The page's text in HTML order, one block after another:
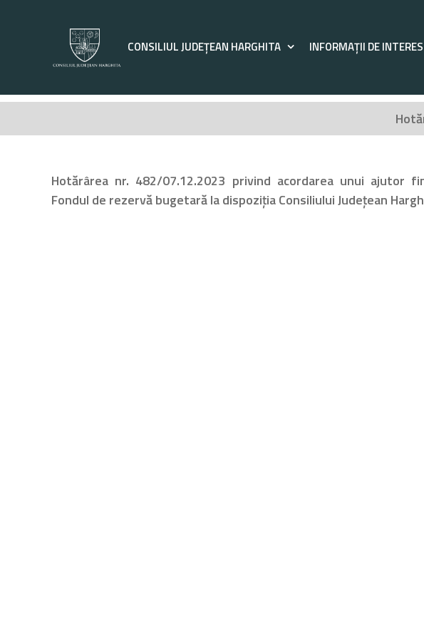
CONSILIUL JUDEȚEAN HARGHITA INFORMAȚII DE
Hotărârea nr. 482/07.12.2023 privind acordarea unui ajutor
Fondul de rezervă bugetară la dispoziția Consiliului Județean